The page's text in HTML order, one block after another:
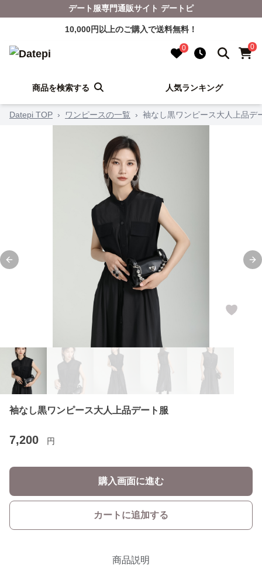
デート服専門通販サイト デートピ
10,000円以上のご購入で送料無料！
0 0
商品を検索する 人気ランキング
Datepi TOP › ワンピースの一覧 › 袖なし黒ワンピース大人上品デ
Previous slide
袖なし黒ワンピース大人上品デート服
7,200 円
購入画面に進む
カートに追加する
商品説明